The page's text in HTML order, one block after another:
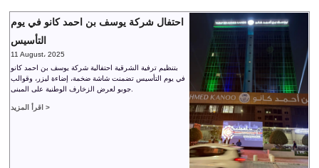
احتفال شركة يوسف بن احمد كانو في يوم
التأسيس
11 August، 2025
بتنظيم ترفية الشرقية احتفالية شركة يوسف بن احمد كانو
في يوم التأسيس تضمنت شاشة ضخمة، إضاءة ليزر، وقوالب
اقرأ المزيد >